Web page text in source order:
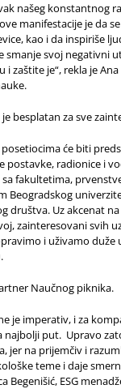
našeg konstantnog
manifestacije je da
kao i da inspiriše
smanje svoj negativni
zaštite je“, rekla je
besplatan za sve
će biti
postavke, radionice i
fakultetima,
Beogradskog
društva. Uz akcenat
zainteresovani svih
i uživamo duže
Naučnog piknika.
je imperativ, i za
najbolji put. Upravo
jer na prijemčiv i
teme i daje
Begenišić, ESG